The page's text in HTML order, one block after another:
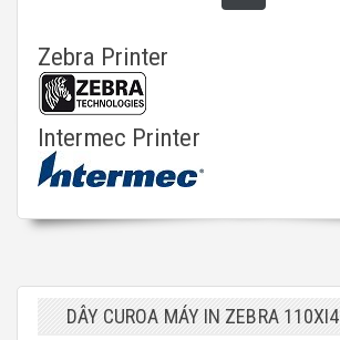
Zebra Printer
Intermec Printer
DÂY CUROA MÁY IN ZEBRA 110XI4